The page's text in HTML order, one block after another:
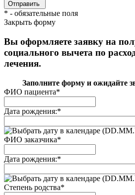
* - обязательные поля
Закрыть форму
Вы оформляете заявку на
социального вычета по
лечения.
Заполните форму и ожидайте
ФИО пациента*
Дата рождения:*
ФИО заказчика*
Дата рождения:*
Степень родства*